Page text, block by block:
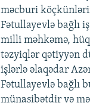
məcburi
Fətullayevlə bağlı
milli məhkəmə,
təzyiqlər qətiyyən
işlərlə əlaqədar
Fətullayevlə bağlı
münasibətdir və